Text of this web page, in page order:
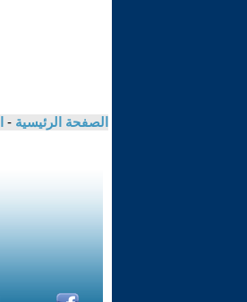
الصفحة الرئيسية -